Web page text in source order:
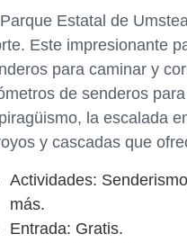
Estatal de
Este impresionante
para caminar y
de senderos
la escalada
y cascadas que
Actividades:
más.
Entrada: Gratis.